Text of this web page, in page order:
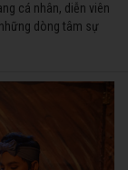
cá nhân, diễn viên
dòng tâm sự